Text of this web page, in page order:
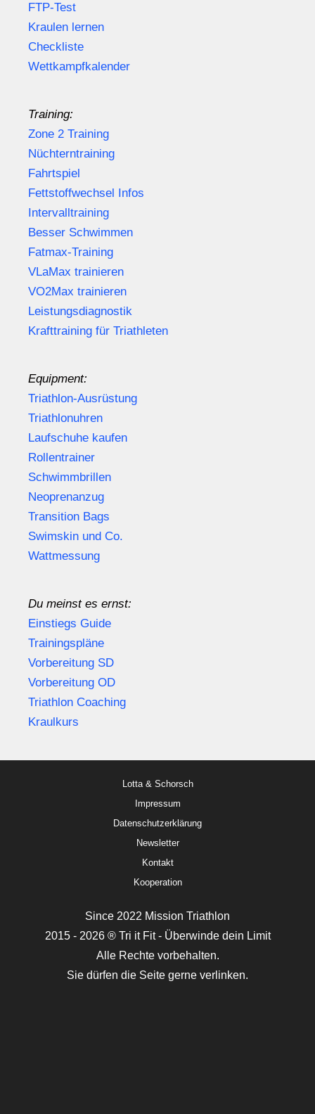
FTP-Test
Kraulen lernen
Checkliste
Wettkampfkalender
Training:
Zone 2 Training
Nüchterntraining
Fahrtspiel
Fettstoffwechsel Infos
Intervalltraining
Besser Schwimmen
Fatmax-Training
VLaMax trainieren
VO2Max trainieren
Leistungsdiagnostik
Krafttraining für Triathleten
Equipment:
Triathlon-Ausrüstung
Triathlonuhren
Laufschuhe kaufen
Rollentrainer
Schwimmbrillen
Neoprenanzug
Transition Bags
Swimskin und Co.
Wattmessung
Du meinst es ernst:
Einstiegs Guide
Trainingspläne
Vorbereitung SD
Vorbereitung OD
Triathlon Coaching
Kraulkurs
Lotta & Schorsch
Impressum
Datenschutzerklärung
Newsletter
Kontakt
Kooperation
Since 2022 Mission Triathlon
2015 - 2026 ® Tri it Fit - Überwinde dein Limit
Alle Rechte vorbehalten.
Sie dürfen die Seite gerne verlinken.